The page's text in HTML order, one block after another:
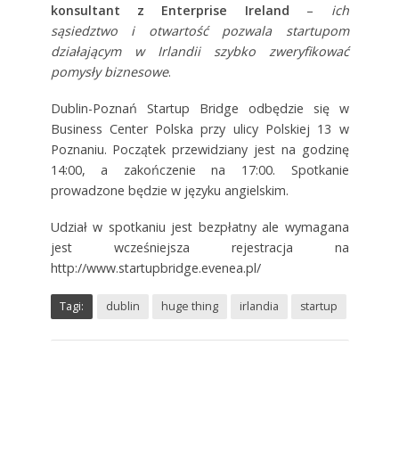
konsultant z Enterprise Ireland – ich
sąsiedztwo i otwartość pozwala startupom
działającym w Irlandii szybko zweryfikować
pomysły biznesowe.
Dublin-Poznań Startup Bridge odbędzie się w
Business Center Polska przy ulicy Polskiej 13 w
Poznaniu. Początek przewidziany jest na godzinę
14:00, a zakończenie na 17:00. Spotkanie
prowadzone będzie w języku angielskim.
Udział w spotkaniu jest bezpłatny ale wymagana
jest wcześniejsza rejestracja na
http://www.startupbridge.evenea.pl/
Tagi: dublin huge thing irlandia startup